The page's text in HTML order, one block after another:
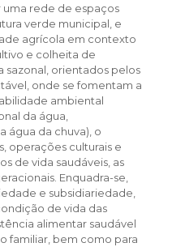
rede de espaços
verde municipal, e
agrícola em contexto
e colheita de
sazonal, orientados pelos
onde se fomentam a
ambiental
da água,
água da chuva), o
operações culturais e
de vida saudáveis, as
Enquadra-se,
e subsidiariedade,
de vida das
alimentar saudável
familiar, bem como para